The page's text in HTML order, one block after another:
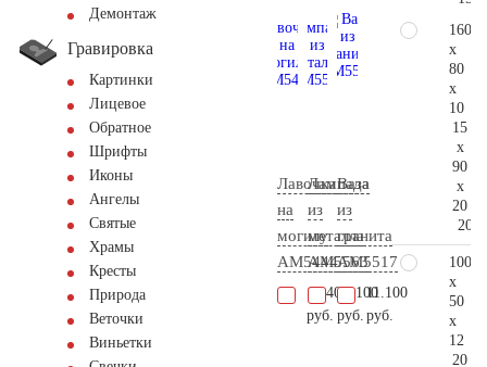
Демонтаж
Гравировка
Картинки
Лицевое
Обратное
Шрифты
Иконы
Ангелы
Святые
Храмы
Кресты
Природа
Веточки
Виньетки
Лавочка
на
могилу
AM5444
19.400
руб.
Лампада
из
металла
AM5563
11.100
руб.
Ваза
из
гранита
AM5517
11.100
руб.
160
x
80
x
10
15
x
90
x
20
100
x
50
x
12
20